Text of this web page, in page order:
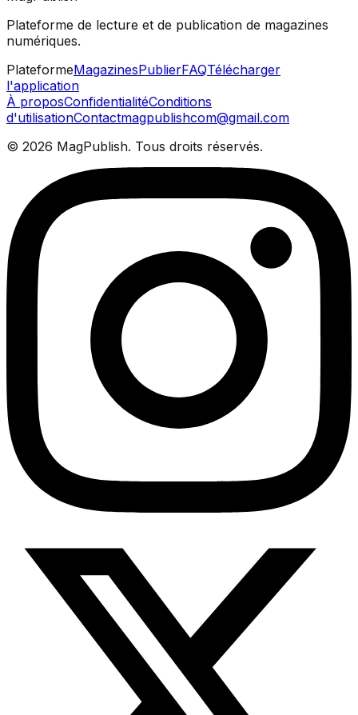
Plateforme de lecture et de publication de magazines
numériques.
PlateformeMagazinesPublierFAQTélécharger
l'application
À proposConfidentialitéConditions
d'utilisationContactmagpublishcom@gmail.com
© 2026 MagPublish. Tous droits réservés.